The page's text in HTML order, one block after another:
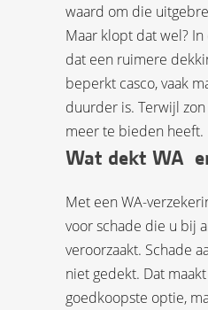
waard om die
Maar klopt dat wel?
dat een ruimere
beperkt casco, vaak
duurder is. Terwijl
meer te bieden heeft.
Wat dekt WA 
Met een WA-
voor schade die u bij
veroorzaakt. Schade
niet gedekt. Dat
goedkoopste optie,